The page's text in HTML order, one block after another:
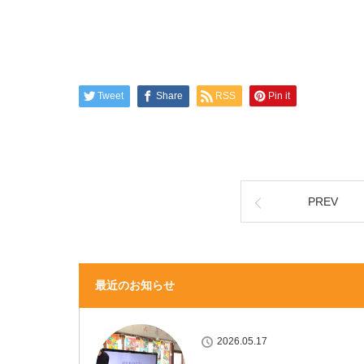
Tweet Share RSS Pin it
PREV
最近のお知らせ
2026.05.17